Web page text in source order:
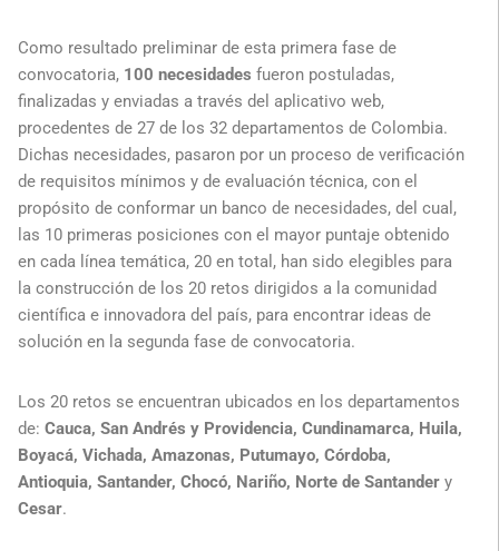
Como resultado preliminar de esta primera fase de
convocatoria, 100 necesidades fueron postuladas,
finalizadas y enviadas a través del aplicativo web,
procedentes de 27 de los 32 departamentos de Colombia.
Dichas necesidades, pasaron por un proceso de verificación
de requisitos mínimos y de evaluación técnica, con el
propósito de conformar un banco de necesidades, del cual,
las 10 primeras posiciones con el mayor puntaje obtenido
en cada línea temática, 20 en total, han sido elegibles para
la construcción de los 20 retos dirigidos a la comunidad
científica e innovadora del país, para encontrar ideas de
solución en la segunda fase de convocatoria.
Los 20 retos se encuentran ubicados en los departamentos
de: Cauca, San Andrés y Providencia, Cundinamarca, Huila,
Boyacá, Vichada, Amazonas, Putumayo, Córdoba,
Antioquia, Santander, Chocó, Nariño, Norte de Santander y
Cesar.